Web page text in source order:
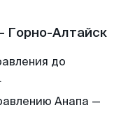
Горно-Алтайск
до
Анапа —